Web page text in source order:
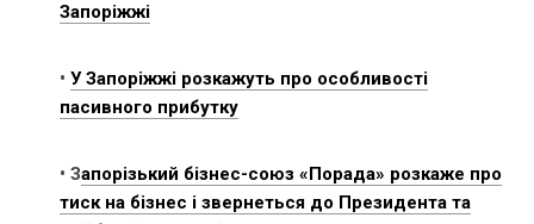
Запоріжжі
• У Запоріжжі розкажуть про особливості
пасивного прибутку
• Запорізький бізнес-союз «Порада» розкаже про
тиск на бізнес і звернеться до Президента та